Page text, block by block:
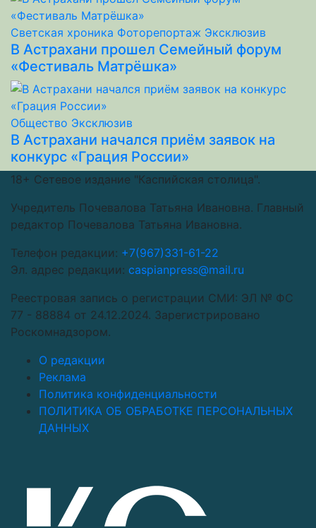
Светская хроника Фоторепортаж Эксклюзив
В Астрахани прошел Семейный форум
«Фестиваль Матрёшка»
Общество Эксклюзив
В Астрахани начался приём заявок на
конкурс «Грация России»
18+ Сетевое издание "Каспийская столица".
Учредитель Почевалова Татьяна Ивановна. Главный
редактор Почевалова Татьяна Ивановна.
Телефон редакции: +7(967)331-61-22
Эл. адрес редакции: caspianpress@mail.ru
Реестровая запись о регистрации СМИ: ЭЛ № ФС
77 - 88884 от 24.12.2024. Зарегистрировано
Роскомнадзором.
О редакции
Реклама
Политика конфиденциальности
ПОЛИТИКА ОБ ОБРАБОТКЕ ПЕРСОНАЛЬНЫХ
ДАННЫХ